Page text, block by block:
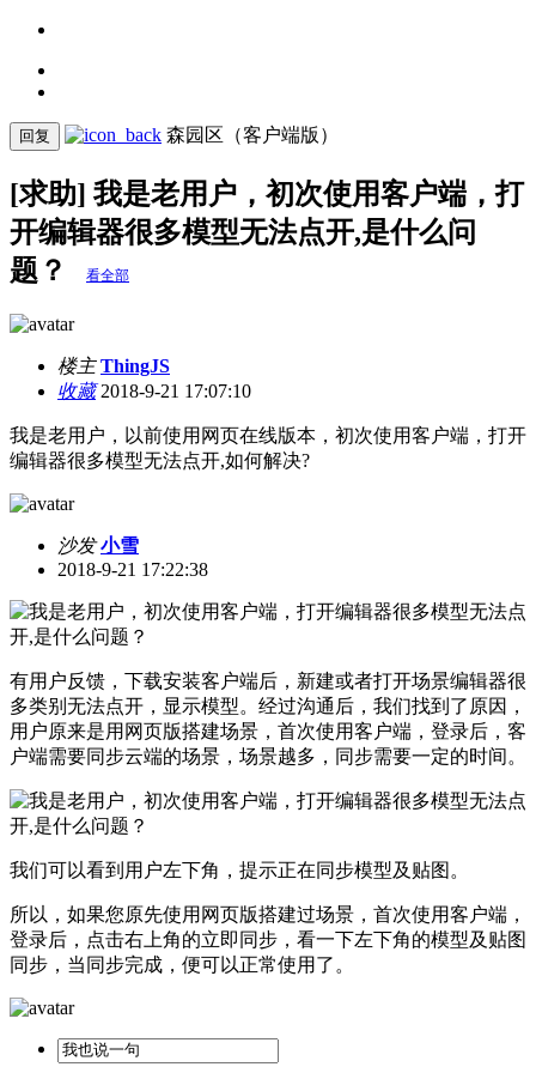
回复 森园区（客户端版）
[求助] 我是老用户，初次使用客户端，打
开编辑器很多模型无法点开,是什么问
题？
看全部
楼主 ThingJS
收藏2018-9-21 17:07:10
我是老用户，以前使用网页在线版本，初次使用客户端，打开
编辑器很多模型无法点开,如何解决?
沙发 小雪
2018-9-21 17:22:38
有用户反馈，下载安装客户端后，新建或者打开场景编辑器很
多类别无法点开，显示模型。经过沟通后，我们找到了原因，
用户原来是用网页版搭建场景，首次使用客户端，登录后，客
户端需要同步云端的场景，场景越多，同步需要一定的时间。
我们可以看到用户左下角，提示正在同步模型及贴图。
所以，如果您原先使用网页版搭建过场景，首次使用客户端，
登录后，点击右上角的立即同步，看一下左下角的模型及贴图
同步，当同步完成，便可以正常使用了。